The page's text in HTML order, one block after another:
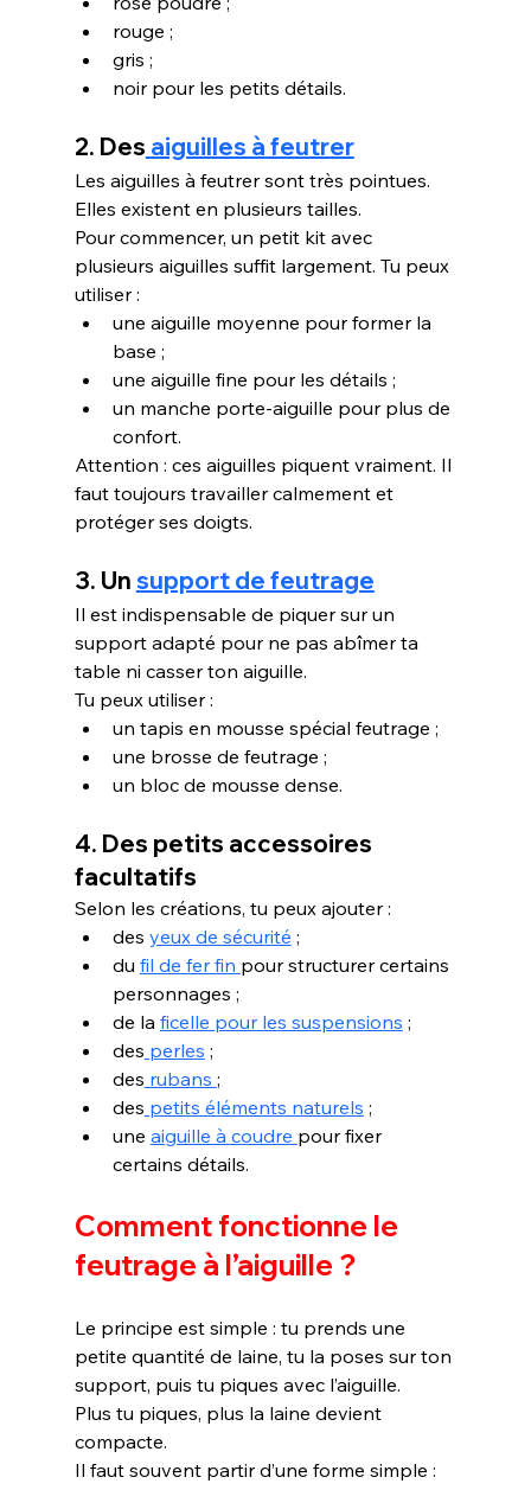
rouge ;
gris ;
noir pour les petits détails.
2. Des aiguilles à feutrer
Les aiguilles à feutrer sont très pointues.
Elles existent en plusieurs tailles.
Pour commencer, un petit kit avec
plusieurs aiguilles suffit largement. Tu peux
utiliser :
une aiguille moyenne pour former la
base ;
une aiguille fine pour les détails ;
un manche porte-aiguille pour plus de
confort.
Attention : ces aiguilles piquent vraiment. Il
faut toujours travailler calmement et
protéger ses doigts.
3. Un support de feutrage
Il est indispensable de piquer sur un
support adapté pour ne pas abîmer ta
table ni casser ton aiguille.
Tu peux utiliser :
un tapis en mousse spécial feutrage ;
une brosse de feutrage ;
un bloc de mousse dense.
4. Des petits accessoires
facultatifs
Selon les créations, tu peux ajouter :
des yeux de sécurité ;
du fil de fer fin pour structurer certains
personnages ;
de la ficelle pour les suspensions ;
des perles ;
des rubans ;
des petits éléments naturels ;
une aiguille à coudre pour fixer
certains détails.
Comment fonctionne le
feutrage à l’aiguille ?
Le principe est simple : tu prends une
petite quantité de laine, tu la poses sur ton
support, puis tu piques avec l’aiguille.
Plus tu piques, plus la laine devient
compacte.
Il faut souvent partir d’une forme simple :